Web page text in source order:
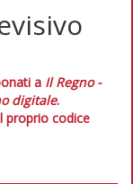
a Il Regno -
digitale.
proprio codice